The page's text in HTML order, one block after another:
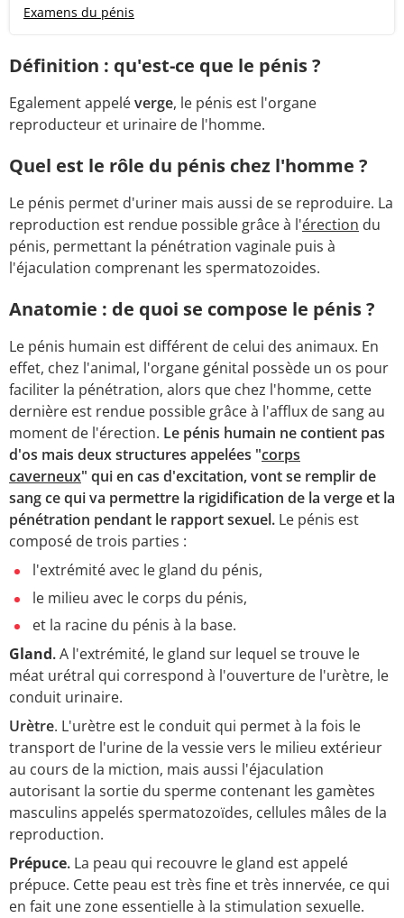
Examens du pénis
Définition : qu'est-ce que le pénis ?
Egalement appeléverge, le pénis est l'organe
reproducteur et urinaire de l'homme.
Quel est le rôle du pénis chez l'homme ?
Le pénis permet d'uriner mais aussi de se reproduire. La
reproduction est rendue possible grâce à l'érection du
pénis, permettant la pénétration vaginale puis à
l'éjaculation comprenant les spermatozoides.
Anatomie : de quoi se compose le pénis ?
Le pénis humain est différent de celui des animaux. En
effet, chez l'animal, l'organe génital possède un os pour
faciliter la pénétration, alors que chez l'homme, cette
dernière est rendue possible grâce à l'afflux de sang au
moment de l'érection. Le pénis humain ne contient pas
d'os mais deux structures appelées "corps
caverneux" qui en cas d'excitation, vont se remplir de
sang ce qui va permettre la rigidification de la verge et la
pénétration pendant le rapport sexuel. Le pénis est
composé de trois parties :
l'extrémité avec le gland du pénis,
le milieu avec le corps du pénis,
et la racine du pénis à la base.
Gland.A l'extrémité, le gland sur lequel se trouve le
méat urétral qui correspond à l'ouverture de l'urètre, le
conduit urinaire.
Urètre. L'urètre est le conduit qui permet à la fois le
transport de l'urine de la vessie vers le milieu extérieur
au cours de la miction, mais aussi l'éjaculation
autorisant la sortie du sperme contenant les gamètes
masculins appelés spermatozoïdes, cellules mâles de la
reproduction.
Prépuce. La peau qui recouvre le gland est appelé
prépuce. Cette peau est très fine et très innervée, ce qui
en fait une zone essentielle à la stimulation sexuelle.